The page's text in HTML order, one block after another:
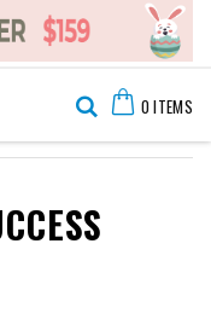
0 ITEMS
Search